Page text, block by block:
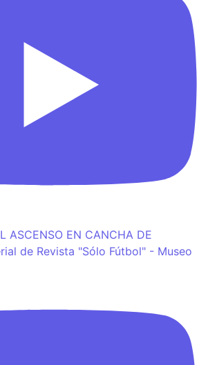
ASCENSO EN CANCHA DE
de Revista "Sólo Fútbol" - Museo